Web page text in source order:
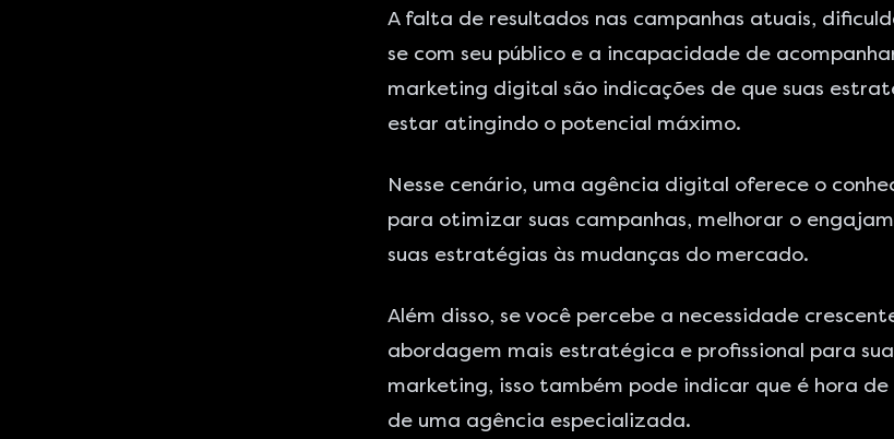
A falta de resultados nas campanhas atuais,
se com seu público e a incapacidade de
marketing digital são indicações de que suas
estar atingindo o potencial máximo.
Nesse cenário, uma agência digital oferece o
para otimizar suas campanhas, melhorar o
suas estratégias às mudanças do mercado.
Além disso, se você percebe a necessidade
abordagem mais estratégica e profissional para
marketing, isso também pode indicar que é hora de
de uma agência especializada.